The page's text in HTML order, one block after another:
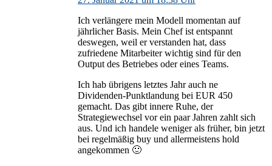
Ich verlängere mein Modell momentan auf
jährlicher Basis. Mein Chef ist entspannt
deswegen, weil er verstanden hat, dass
zufriedene Mitarbeiter wichtig sind für den
Output des Betriebes oder eines Teams.
Ich hab übrigens letztes Jahr auch ne
Dividenden-Punktlandung bei EUR 450
gemacht. Das gibt innere Ruhe, der
Strategiewechsel vor ein paar Jahren zahlt sich
aus. Und ich handele weniger als früher, bin jetzt
bei regelmäßig buy und allermeistens hold
angekommen 🙂